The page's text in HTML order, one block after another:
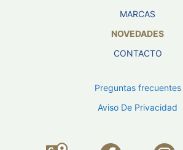
MARCAS
NOVEDADES
CONTACTO
Preguntas frecuentes
Aviso De Privacidad